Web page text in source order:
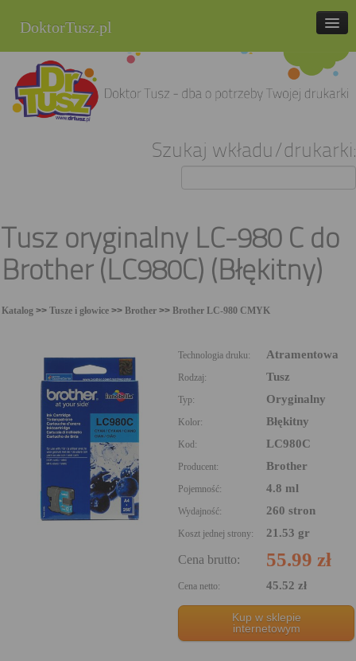
DoktorTusz.pl
tel. 857 337 337
Strona główna
Sklep internetowy
Szukaj wkładu/drukarki:
Tusz oryginalny LC-980 C do
Brother (LC980C) (Błękitny)
Katalog >> Tusze i głowice >> Brother >> Brother LC-980 CMYK
Technologia druku: Atramentowa
Rodzaj: Tusz
Typ: Oryginalny
Kolor: Błękitny
Kod: LC980C
Producent: Brother
Pojemność: 4.8 ml
Wydajność: 260 stron
Koszt jednej strony: 21.53 gr
Cena brutto: 55.99 zł
Cena netto: 45.52 zł
Kup w sklepie
internetowym